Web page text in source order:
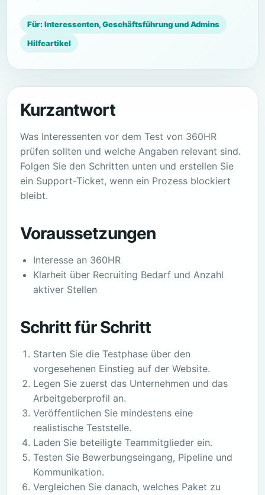
Für: Interessenten, Geschäftsführung und Admins
Hilfeartikel
Kurzantwort
Was Interessenten vor dem Test von 360HR
prüfen sollten und welche Angaben relevant sind.
Folgen Sie den Schritten unten und erstellen Sie
ein Support-Ticket, wenn ein Prozess blockiert
bleibt.
Voraussetzungen
Interesse an 360HR
Klarheit über Recruiting Bedarf und Anzahl
aktiver Stellen
Schritt für Schritt
Starten Sie die Testphase über den
vorgesehenen Einstieg auf der Website.
Legen Sie zuerst das Unternehmen und das
Arbeitgeberprofil an.
Veröffentlichen Sie mindestens eine
realistische Teststelle.
Laden Sie beteiligte Teammitglieder ein.
Testen Sie Bewerbungseingang, Pipeline und
Kommunikation.
Vergleichen Sie danach, welches Paket zu